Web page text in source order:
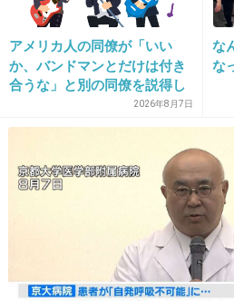
東京外国語大学合格します
一年に一度でいいから大金
お金があれば何とかなる願
アメリカ人の同僚が「いい
か、バンドマンとだけは付き
合うな」と別の同僚を説得し
ており、そこにフランス人と
イタリア人も参戦した結果こ
2026年8月7日
な
な